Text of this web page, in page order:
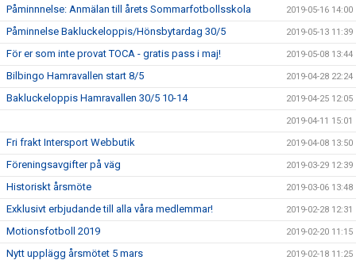
Påminnnelse: Anmälan till årets Sommarfotbollsskola 2019-05-16 14:00
Påminnelse Bakluckeloppis/Hönsbytardag 30/5 2019-05-13 11:39
För er som inte provat TOCA - gratis pass i maj! 2019-05-08 13:44
Bilbingo Hamravallen start 8/5 2019-04-28 22:24
Bakluckeloppis Hamravallen 30/5 10-14 2019-04-25 12:05
2019-04-11 15:01
Fri frakt Intersport Webbutik 2019-04-08 13:50
Föreningsavgifter på väg 2019-03-29 12:39
Historiskt årsmöte 2019-03-06 13:48
Exklusivt erbjudande till alla våra medlemmar! 2019-02-28 12:31
Motionsfotboll 2019 2019-02-20 11:15
Nytt upplägg årsmötet 5 mars 2019-02-18 11:25